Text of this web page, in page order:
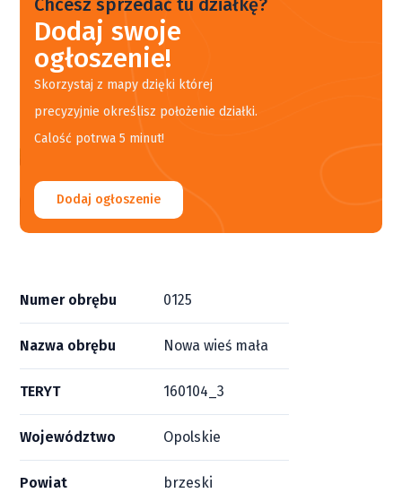
Chcesz sprzedać tu działkę?
Dodaj swoje
ogłoszenie!
Skorzystaj z mapy dzięki której
precyzyjnie określisz położenie działki.
Calość potrwa 5 minut!
Dodaj ogłoszenie
Numer obrębu 0125
Nazwa obrębu Nowa wieś mała
TERYT 160104_3
Województwo Opolskie
Powiat brzeski